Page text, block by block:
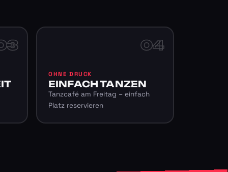
04
OHNE DRUCK
EINFACH TANZEN
Tanzcafé am Freitag – einfach
Platz reservieren